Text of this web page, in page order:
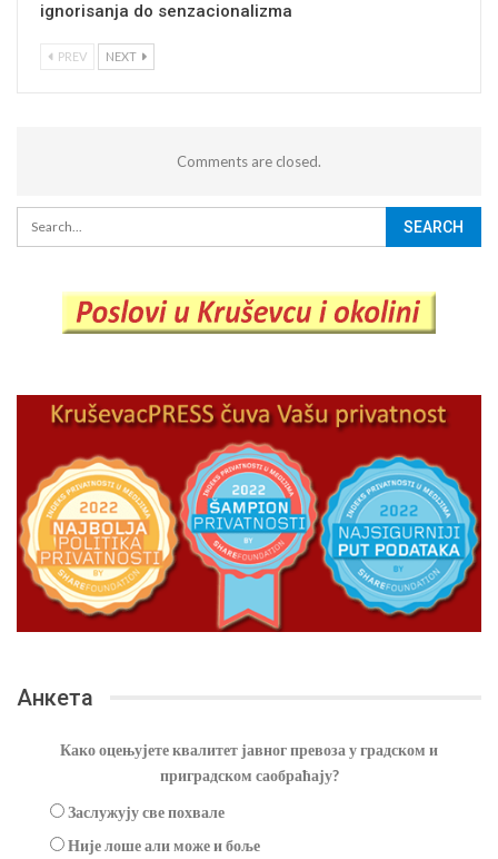
ignorisanja do senzacionalizma
PREV NEXT
Comments are closed.
Анкета
Како оцењујете квалитет јавног превоза у градском и
приградском саобраћају?
Заслужују све похвале
Није лоше али може и боље